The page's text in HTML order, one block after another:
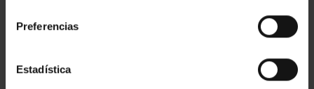
Preferencias
Estadística
Instalação fácil